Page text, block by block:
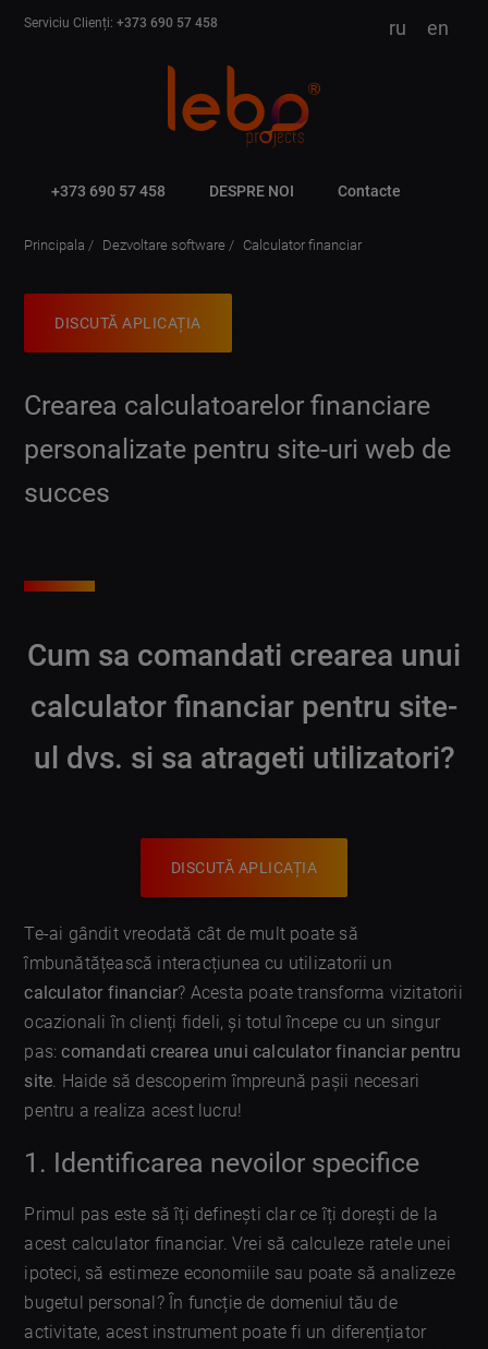
Serviciu Clienți:+373 690 57 458 ru en
+373 690 57 458 DESPRE NOI Contacte
Principala Dezvoltare software Calculator financiar
DISCUTĂ APLICAȚIA
Crearea calculatoarelor financiare
personalizate pentru site-uri web de
succes
Cum sa comandati crearea unui
calculator financiar pentru site-
ul dvs. si sa atrageti utilizatori?
DISCUTĂ APLICAȚIA
Te-ai gândit vreodată cât de mult poate să
îmbunătățească interacțiunea cu utilizatorii un
calculator financiar? Acesta poate transforma vizitatorii
ocazionali în clienți fideli, și totul începe cu un singur
pas:comandati crearea unui calculator financiar pentru
site. Haide să descoperim împreună pașii necesari
pentru a realiza acest lucru!
1. Identificarea nevoilor specifice
Primul pas este să îți definești clar ce îți dorești de la
acest calculator financiar. Vrei să calculeze ratele unei
ipoteci, să estimeze economiile sau poate să analizeze
bugetul personal? În funcție de domeniul tău de
activitate, acest instrument poate fi un diferențiator